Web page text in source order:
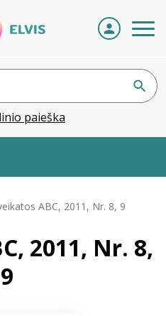
paieška
ABC, 2011, Nr. 8, 9
2011, Nr. 8,
9